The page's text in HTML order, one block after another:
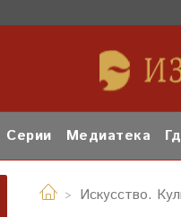
Серии Медиатека
Искусство.